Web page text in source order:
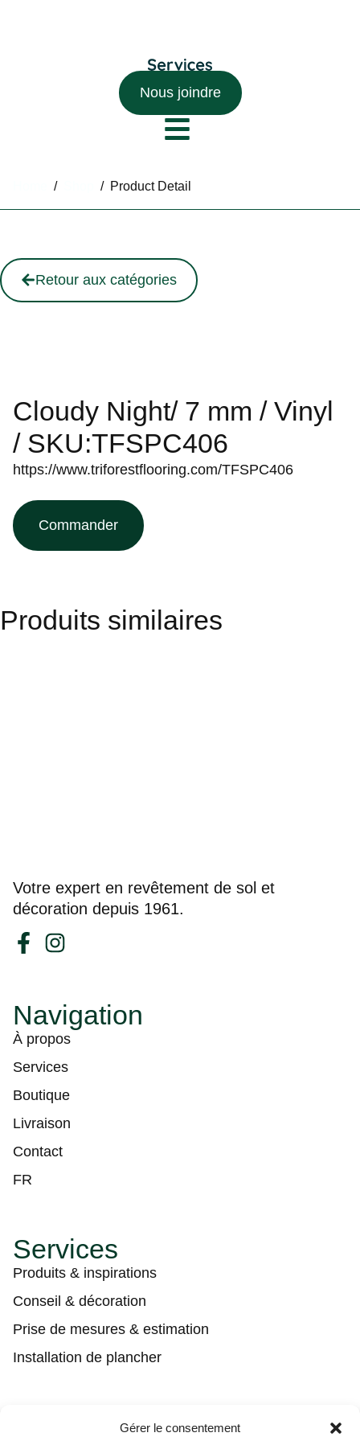
Gérer le consentement
Nous joindre
/ / Product Detail
Retour aux catégories
Cloudy Night/ 7 mm / Vinyl
/ SKU:TFSPC406
https://www.triforestflooring.com/TFSPC406
Commander
Produits similaires
Votre expert en revêtement de sol et
décoration depuis 1961.
Navigation
À propos
Services
Boutique
Livraison
Contact
FR
Services
Produits & inspirations
Conseil & décoration
Prise de mesures & estimation
Installation de plancher